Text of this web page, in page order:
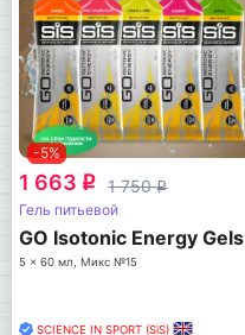
-5%
1 663 q 1 750q
Гель питьевой
GO Isotonic Energy Gels
5 x 60 мл, Микс №15
SCIENCE IN SPORT (SiS)